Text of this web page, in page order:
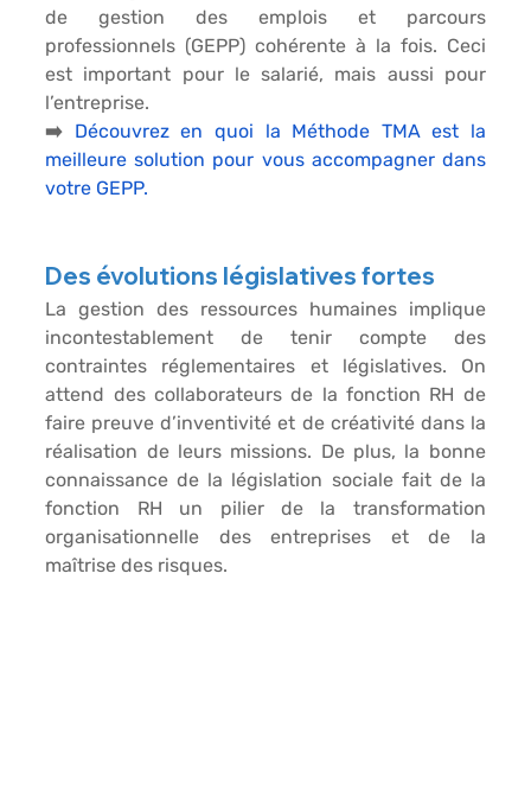
de gestion des emplois et parcours
professionnels (GEPP) cohérente à la fois. Ceci
est important pour le salarié, mais aussi pour
l’entreprise.
➡️ Découvrez en quoi la Méthode TMA est la
meilleure solution pour vous accompagner dans
votre GEPP.
Des évolutions législatives fortes
La gestion des ressources humaines implique
incontestablement de tenir compte des
contraintes réglementaires et législatives. On
attend des collaborateurs de la fonction RH de
faire preuve d’inventivité et de créativité dans la
réalisation de leurs missions. De plus, la bonne
connaissance de la législation sociale fait de la
fonction RH un pilier de la transformation
organisationnelle des entreprises et de la
maîtrise des risques.